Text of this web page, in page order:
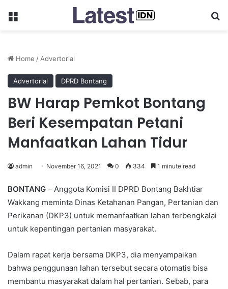
Menu
Home /Advertorial
Advertorial DPRD Bontang
BW Harap Pemkot Bontang
Beri Kesempatan Petani
Manfaatkan Lahan Tidur
admin November 16, 2021 0 334 1 minute read
BONTANG – Anggota Komisi II DPRD Bontang Bakhtiar
Wakkang meminta Dinas Ketahanan Pangan, Pertanian dan
Perikanan (DKP3) untuk memanfaatkan lahan terbengkalai
untuk kepentingan pertanian masyarakat.
Dalam rapat kerja bersama DKP3, dia menyampaikan
bahwa penggunaan lahan tersebut secara otomatis bisa
membantu masyarakat dalam hal pertanian. Sebab, para